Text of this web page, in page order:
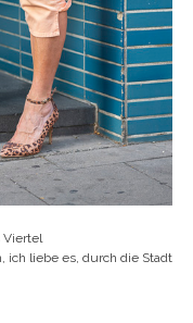
Viertel
ich liebe es, durch die Stadt